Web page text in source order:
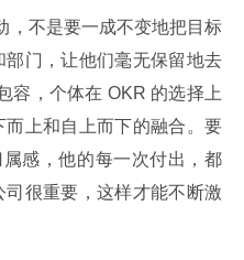
，不是要一成不变地把目标
门，让他们毫无保留地去
容，个体在 OKR 的选择上
上和自上而下的融合。要
感，他的每一次付出，都
很重要，这样才能不断激